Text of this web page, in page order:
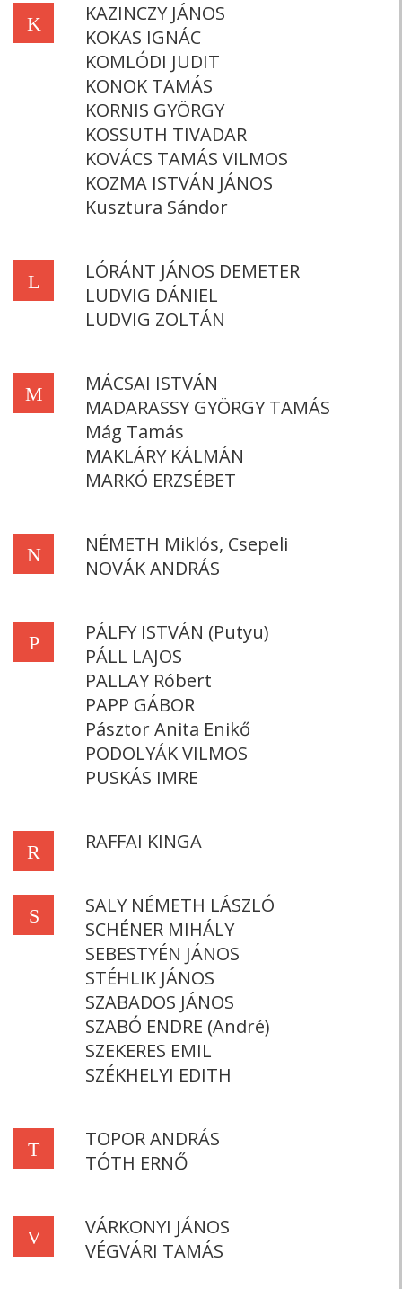
K
KAZINCZY JÁNOS
KOKAS IGNÁC
KOMLÓDI JUDIT
KONOK TAMÁS
KORNIS GYÖRGY
KOSSUTH TIVADAR
KOVÁCS TAMÁS VILMOS
KOZMA ISTVÁN JÁNOS
Kusztura Sándor
L
LÓRÁNT JÁNOS DEMETER
LUDVIG DÁNIEL
LUDVIG ZOLTÁN
M
MÁCSAI ISTVÁN
MADARASSY GYÖRGY TAMÁS
Mág Tamás
MAKLÁRY KÁLMÁN
MARKÓ ERZSÉBET
N
NÉMETH Miklós, Csepeli
NOVÁK ANDRÁS
P
PÁLFY ISTVÁN (Putyu)
PÁLL LAJOS
PALLAY Róbert
PAPP GÁBOR
Pásztor Anita Enikő
PODOLYÁK VILMOS
PUSKÁS IMRE
R RAFFAI KINGA
S
SALY NÉMETH LÁSZLÓ
SCHÉNER MIHÁLY
SEBESTYÉN JÁNOS
STÉHLIK JÁNOS
SZABADOS JÁNOS
SZABÓ ENDRE (André)
SZEKERES EMIL
SZÉKHELYI EDITH
T
TOPOR ANDRÁS
TÓTH ERNŐ
V
VÁRKONYI JÁNOS
VÉGVÁRI TAMÁS